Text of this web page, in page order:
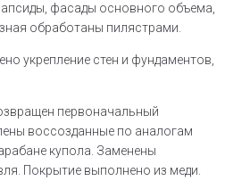
фасады основного объема,
обработаны пилястрами.
укрепление стен и фундаментов,
первоначальный
воссозданные по аналогам
купола. Заменены
Покрытие выполнено из меди.